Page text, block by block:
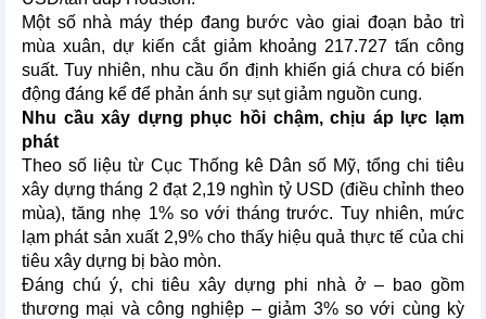
Một số nhà máy thép đang bước vào giai đoạn bảo trì
mùa xuân, dự kiến cắt giảm khoảng 217.727 tấn công
suất. Tuy nhiên, nhu cầu ổn định khiến giá chưa có biến
động đáng kể để phản ánh sự sụt giảm nguồn cung.
Nhu cầu xây dựng phục hồi chậm, chịu áp lực lạm
phát
Theo số liệu từ Cục Thống kê Dân số Mỹ, tổng chi tiêu
xây dựng tháng 2 đạt 2,19 nghìn tỷ USD (điều chỉnh theo
mùa), tăng nhẹ 1% so với tháng trước. Tuy nhiên, mức
lạm phát sản xuất 2,9% cho thấy hiệu quả thực tế của chi
tiêu xây dựng bị bào mòn.
Đáng chú ý, chi tiêu xây dựng phi nhà ở – bao gồm
thương mại và công nghiệp – giảm 3% so với cùng kỳ